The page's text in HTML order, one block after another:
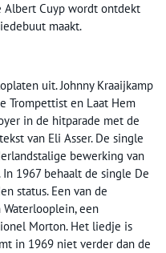
Albert Cuyp wordt ontdekt
maakt.
uit. Johnny Kraaijkamp
Trompettist en Laat Hem
in de hitparade met de
van Eli Asser. De single
bewerking van
In 1967 behaalt de single De
status. Een van de
een
Morton. Het liedje is
in 1969 niet verder dan de